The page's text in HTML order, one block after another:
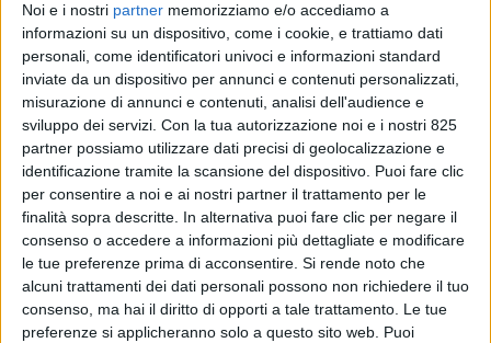
Noi e i nostri partner memorizziamo e/o accediamo a
informazioni su un dispositivo, come i cookie, e trattiamo dati
personali, come identificatori univoci e informazioni standard
inviate da un dispositivo per annunci e contenuti personalizzati,
misurazione di annunci e contenuti, analisi dell'audience e
sviluppo dei servizi. Con la tua autorizzazione noi e i nostri 825
partner possiamo utilizzare dati precisi di geolocalizzazione e
identificazione tramite la scansione del dispositivo. Puoi fare clic
per consentire a noi e ai nostri partner il trattamento per le
finalità sopra descritte. In alternativa puoi fare clic per negare il
consenso o accedere a informazioni più dettagliate e modificare
le tue preferenze prima di acconsentire. Si rende noto che
alcuni trattamenti dei dati personali possono non richiedere il tuo
consenso, ma hai il diritto di opporti a tale trattamento. Le tue
preferenze si applicheranno solo a questo sito web. Puoi
In arrivo i primi surcharge in
vista del possibile sciopero
nei porti Usa
TRASPORTI 1 GENNAIO 2025